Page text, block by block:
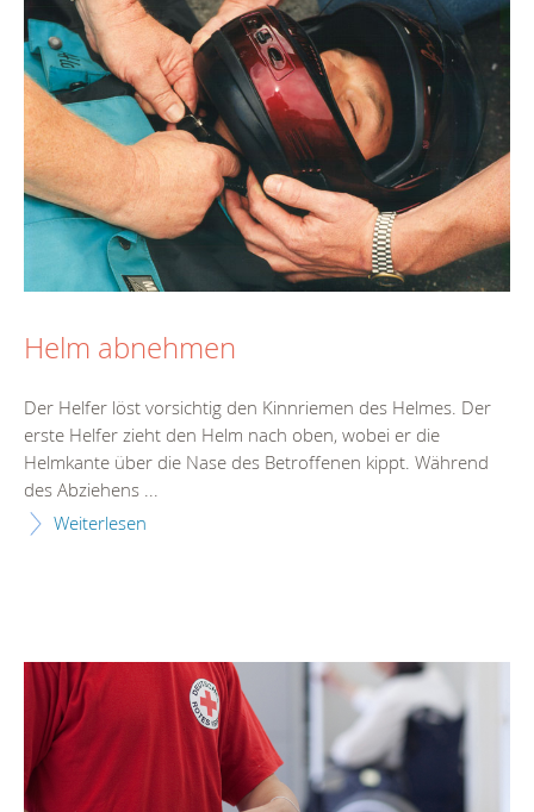
Helm abnehmen
Der Helfer löst vorsichtig den Kinnriemen des Helmes. Der
erste Helfer zieht den Helm nach oben, wobei er die
Helmkante über die Nase des Betroffenen kippt. Während
des Abziehens ...
Weiterlesen